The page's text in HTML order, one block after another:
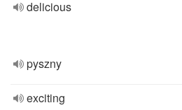
delicious
pyszny
exciting